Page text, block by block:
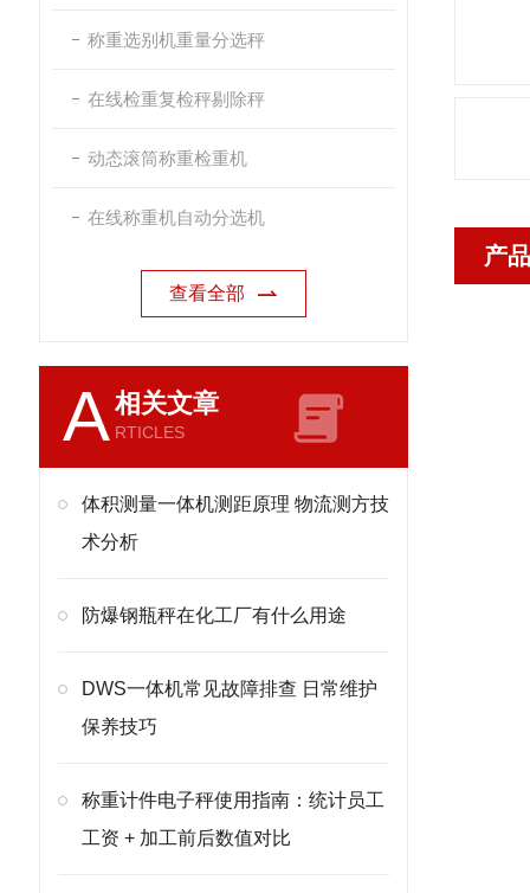
称重选别机重量分选秤
在线检重复检秤剔除秤
动态滚筒称重检重机
在线称重机自动分选机
查看全部
A相关文章
RTICLES
体积测量一体机测距原理 物流测方技
术分析
防爆钢瓶秤在化工厂有什么用途
DWS一体机常见故障排查 日常维护
保养技巧
称重计件电子秤使用指南：统计员工
工资 + 加工前后数值对比
产